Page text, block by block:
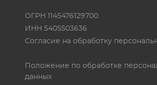
ОГРН 1145476129700
ИНН 5405503636
Согласие на обработку
Положение по обработке
данных